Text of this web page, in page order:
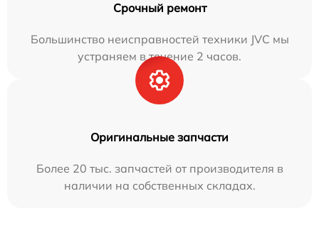
Срочный ремонт
Большинство неисправностей техники JVC мы
устраняем в течение 2 часов.
Оригинальные запчасти
Более 20 тыс. запчастей от производителя в
наличии на собственных складах.